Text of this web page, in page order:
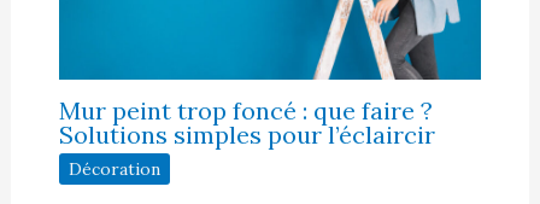
Mur peint trop foncé : que faire ?
Solutions simples pour l’éclaircir
Décoration